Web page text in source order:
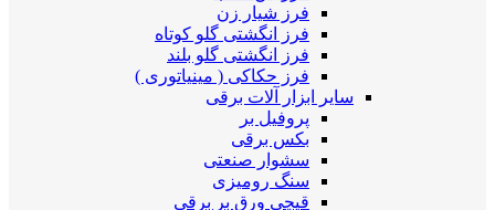
فرز شیار زن
فرز انگشتی گلو کوتاه
فرز انگشتی گلو بلند
فرز حکاکی ( مینیاتوری )
سایر ابزار آلات برقی
پروفیل بر
بکس برقی
سشوار صنعتی
سنگ رومیزی
قیچی ورق بر برقی